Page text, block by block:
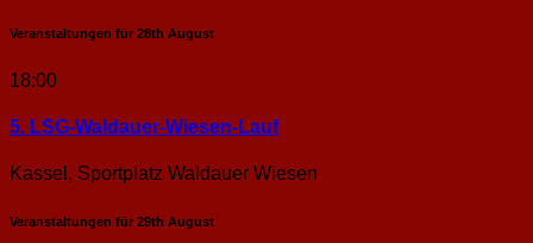
Veranstaltungen für 28th August
18:00
5. LSG-Waldauer-Wiesen-Lauf
Kassel, Sportplatz Waldauer Wiesen
Veranstaltungen für 29th August